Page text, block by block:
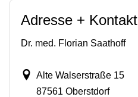
Adresse + Kontakt
Dr. med. Florian Saathoff
Alte Walserstraße 15
87561 Oberstdorf